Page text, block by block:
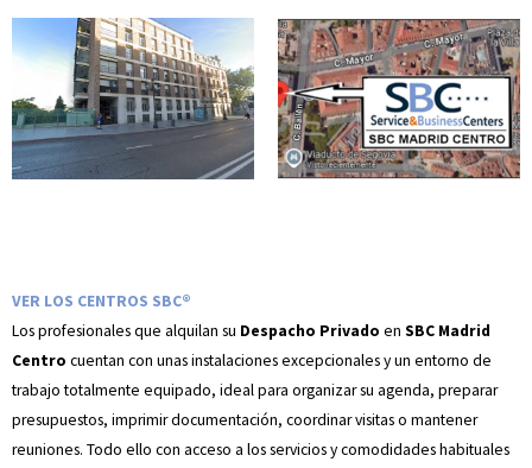
VER LOS CENTROS SBC®
Los profesionales que alquilan su Despacho Privado en SBC Madrid
Centro cuentan con unas instalaciones excepcionales y un entorno de
trabajo totalmente equipado, ideal para organizar su agenda, preparar
presupuestos, imprimir documentación, coordinar visitas o mantener
reuniones. Todo ello con acceso a los servicios y comodidades habituales